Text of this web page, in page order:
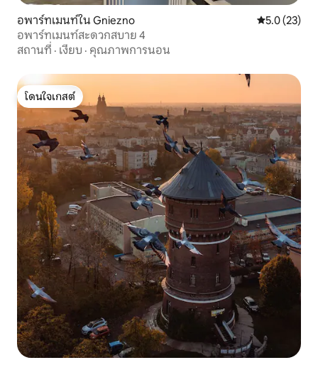
อพาร์ทเมนท์ใน Gniezno คะแนนเฉลี่ย
5.0 (23)
อพาร์ทเมนท์สะดวกสบาย 4
สถานที่ · เงียบ · คุณภาพการนอน
โดนใจเกสต์
โดนใจเกสต์